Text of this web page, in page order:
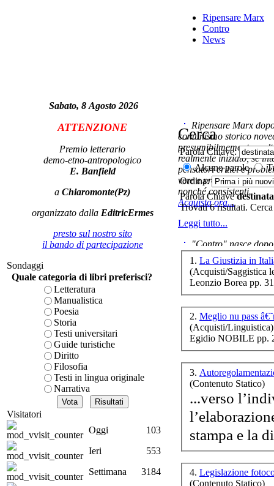
Il
Sabato, 8 Agosto 2026
ATTENZIONE
Premio letterario
demo-etno-antropologico
E. Banfield
a Chiaromonte(Pz)
organizzato dalla EditricErmes
presto sul nostro sito
il bando di partecipazione
Sondaggi
Quale categoria di libri preferisci?
Letteratura
Manualistica
Poesia
Storia
Testi universitari
Guide turistiche
Diritto
Filosofia
Testi in lingua originale
Narrativa
Visitatori
Oggi
103
Ieri
553
Settimana
3184
Ripensare Marx
Contro
News
Ripensare Marx
comunismo storico
presumibilmemente
realmente iniziato, se
pensatori critici e
vere e proprie correnti
nonché consistenti.
Acquista ora...
Leggi tutto...
"Contro" nasce
cominciato con la
ripensaremarx. i saggi
questa collaborazione
è teorica, sempre però
presente fase.
Acquista ora...
A feed could not be
http://www.lastampa.it/
Cerca
Parola Chiave:
Alcune parole
Ordina:
Parola Chiavedestinata
Trovati 6 risultati.
1. La Giustizia in
(Acquisti/Saggistica
Leonzio Borea pp.
2. Meglio nu pass
(Acquisti/Linguistica)
Egidio NOBILE pp.
3.
(Contenuto Statico)
...verso
4. Legislazione
(Contenuto Statico)